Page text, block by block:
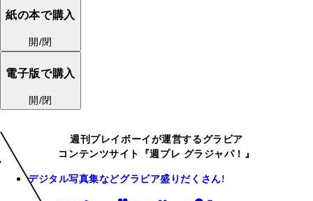
紙の本で購入
開/閉
電子版で購入
開/閉
週刊プレイボーイが運営するグラビア
コンテンツサイト『週プレ グラジャパ！』
デジタル写真集などグラビア盛りだくさん!